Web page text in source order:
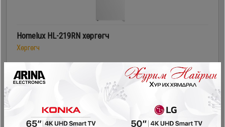
Homelux HL-219RN хөргөгч
Хөргөгч